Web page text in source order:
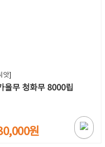
앗]
을무 청화무 8000립
원